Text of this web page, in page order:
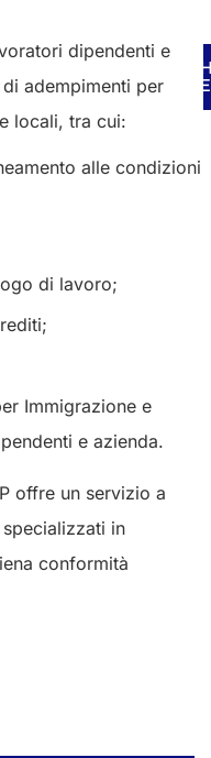
dipendenti e
adempimenti per
locali, tra cui:​
alle condizioni
di lavoro;​
Immigrazione e
e azienda.​
offre un servizio a
in
conformità